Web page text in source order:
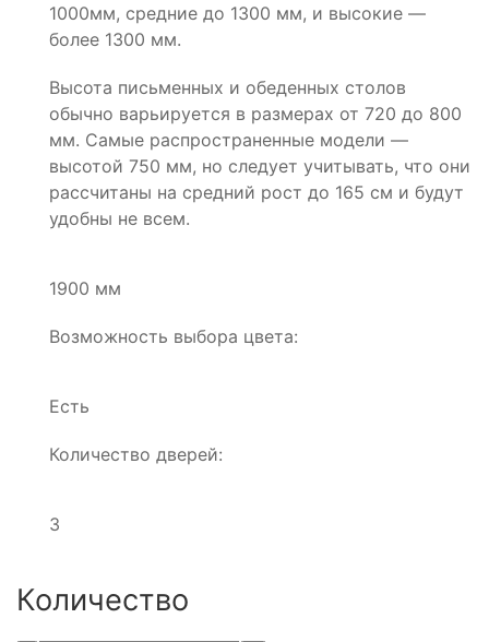
1000мм, средние до 1300 мм, и высокие —
более 1300 мм.
Высота письменных и обеденных столов
обычно варьируется в размерах от 720 до 800
мм. Самые распространенные модели —
высотой 750 мм, но следует учитывать, что они
рассчитаны на средний рост до 165 см и будут
удобны не всем.
1900 мм
Возможность выбора цвета:
Есть
Количество дверей:
3
Количество